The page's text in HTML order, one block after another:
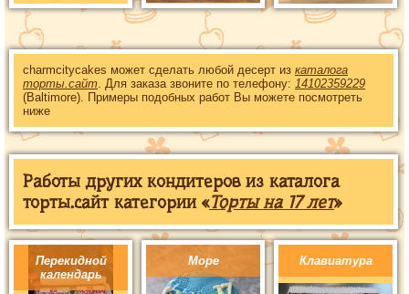
charmcitycakes может сделать любой десерт из каталога
торты.сайт . Для заказа звоните по телефону: 14102359229
(Baltimore). Примеры подобных работ Вы можете посмотреть
ниже
Работы других кондитеров из каталога
торты.сайт категории «Торты на 17 лет»
Перекидной
календарь
Море Клавиатура